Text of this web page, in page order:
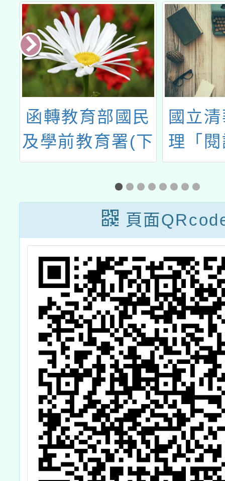
函轉教育部國民
及學前教育署(下
稱國教署)委請國
立臺灣師範大學
辦理「115年
『青年百億海外
圓夢基金計畫』
海外翱翔組G-4-
6『健康學一
下』澳洲塔斯馬
尼亞大學參訪活
動成果發表會」
國立
理「
導實
頁面